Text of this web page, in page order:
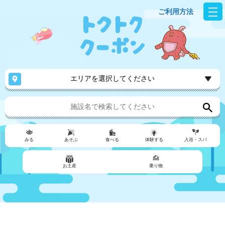
ご利用方法
エリアを選択してください
みる あそぶ 食べる 体験する 入浴・スパ
お土産 乗り物